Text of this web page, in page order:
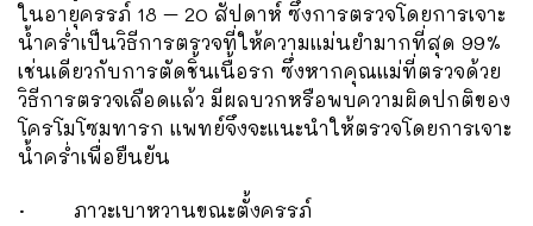
ในอายุครรภ์ 18 – 20 สัปดาห์ ซึ่งการตรวจโดยการเจาะ
น้ำคร่ำเป็นวิธีการตรวจที่ให้ความแม่นยำมากที่สุด 99%
เช่นเดียวกับการตัดชิ้นเนื้อรก ซึ่งหากคุณแม่ที่ตรวจด้วย
วิธีการตรวจเลือดแล้ว มีผลบวกหรือพบความผิดปกติของ
โครโมโซมทารก แพทย์จึงจะแนะนำให้ตรวจโดยการเจาะ
น้ำคร่ำเพื่อยืนยัน
· ภาวะเบาหวานขณะตั้งครรภ์